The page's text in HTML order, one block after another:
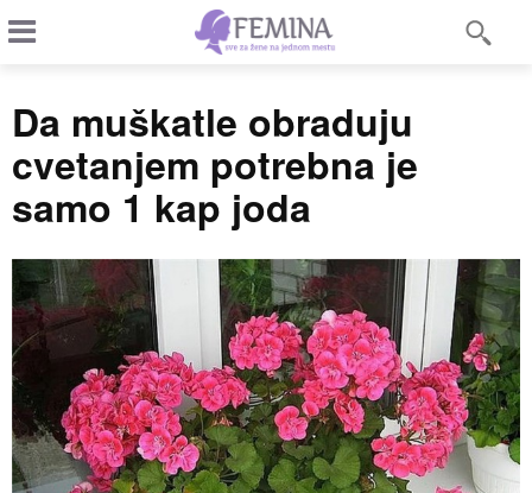
Da muškatle obraduju
cvetanjem potrebna je
samo 1 kap joda